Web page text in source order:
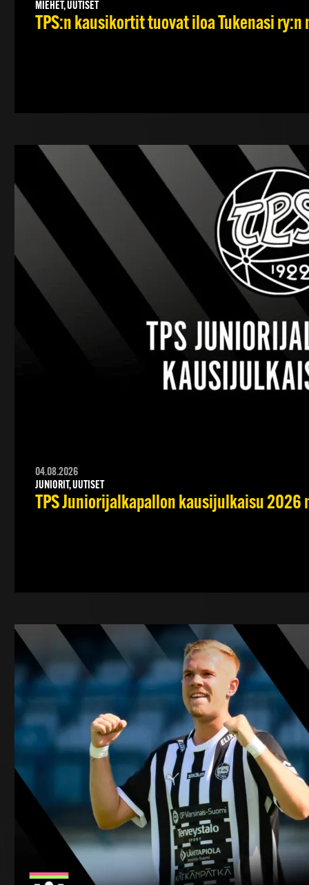
MIEHET, UUTISET
TPS:n kausikortit tuovat iloa Tukenasi
04.08.2026
JUNIORIT, UUTISET
TPS Juniorijalkapallon kausijulkaisu 2026